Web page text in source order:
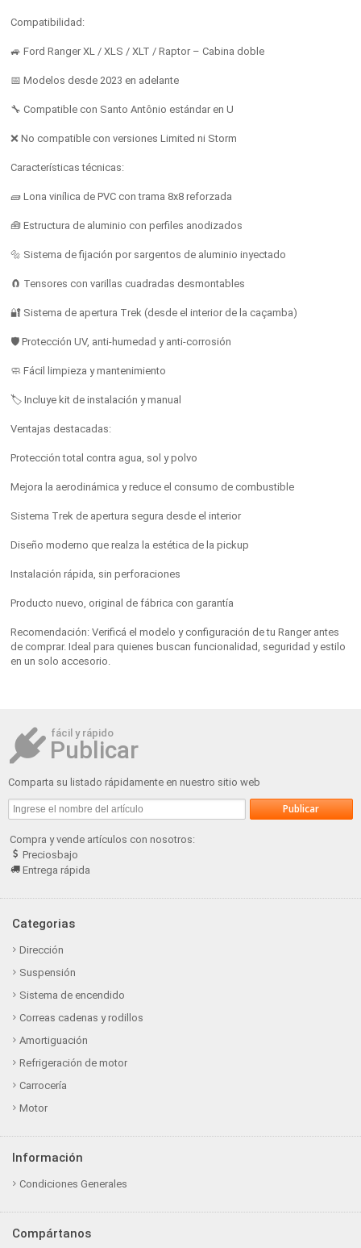
Compatibilidad:
🚙 Ford Ranger XL / XLS / XLT / Raptor – Cabina doble
📅 Modelos desde 2023 en adelante
🔧 Compatible con Santo Antônio estándar en U
❌ No compatible con versiones Limited ni Storm
Características técnicas:
🧱 Lona vinílica de PVC con trama 8x8 reforzada
🧰 Estructura de aluminio con perfiles anodizados
🔩 Sistema de fijación por sargentos de aluminio inyectado
🧲 Tensores con varillas cuadradas desmontables
🔐 Sistema de apertura Trek (desde el interior de la caçamba)
🛡️ Protección UV, anti-humedad y anti-corrosión
🧼 Fácil limpieza y mantenimiento
🏷️ Incluye kit de instalación y manual
Ventajas destacadas:
Protección total contra agua, sol y polvo
Mejora la aerodinámica y reduce el consumo de combustible
Sistema Trek de apertura segura desde el interior
Diseño moderno que realza la estética de la pickup
Instalación rápida, sin perforaciones
Producto nuevo, original de fábrica con garantía
Recomendación: Verificá el modelo y configuración de tu Ranger antes
de comprar. Ideal para quienes buscan funcionalidad, seguridad y estilo
en un solo accesorio.
fácil y rápido
Publicar
Comparta su listado rápidamente en nuestro sitio web
Compra y vende artículos con nosotros:
Preciosbajo
Entrega rápida
Categorias
Dirección
Suspensión
Sistema de encendido
Correas cadenas y rodillos
Amortiguación
Refrigeración de motor
Carrocería
Motor
Información
Condiciones Generales
Compártanos